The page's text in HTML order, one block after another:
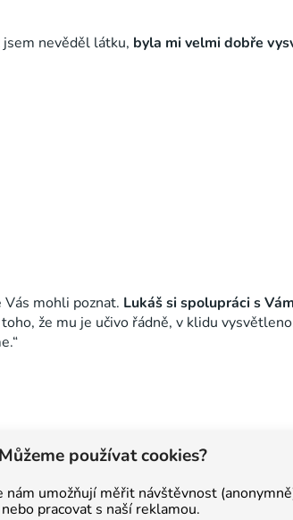
Můžeme používat cookies?
nám umožňují měřit návštěvnost
nebo pracovat s naší reklamou.
jsem nevěděl látku, byla mi velmi dobře
Vás mohli poznat. Lukáš si spolupráci s
že mu je učivo řádně, v klidu
velmi velmipozitivně. Vivi je z doučování
skrze vzdělávání více rozvíjet.
„Učení, jak se učit“. Tento kurz už i